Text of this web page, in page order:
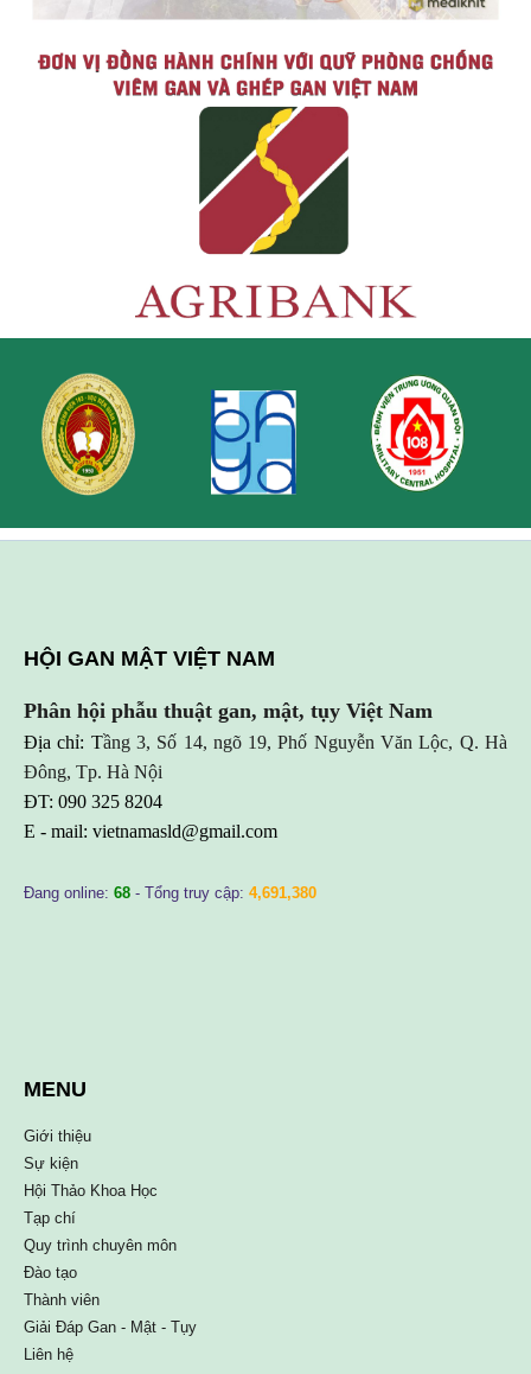
HỘI GAN MẬT VIỆT NAM
Phân hội phẫu thuật gan, mật, tụy Việt Nam
Địa chỉ: Tầng 3, Số 14, ngõ 19, Phố Nguyễn Văn Lộc, Q. Hà
Đông, Tp. Hà Nội
ĐT: 090 325 8204
E - mail: vietnamasld@gmail.com
Đang online: 68 - Tổng truy cập: 4,691,380
MENU
Giới thiệu
Sự kiện
Hội Thảo Khoa Học
Tạp chí
Quy trình chuyên môn
Đào tạo
Thành viên
Giải Đáp Gan - Mật - Tụy
Liên hệ